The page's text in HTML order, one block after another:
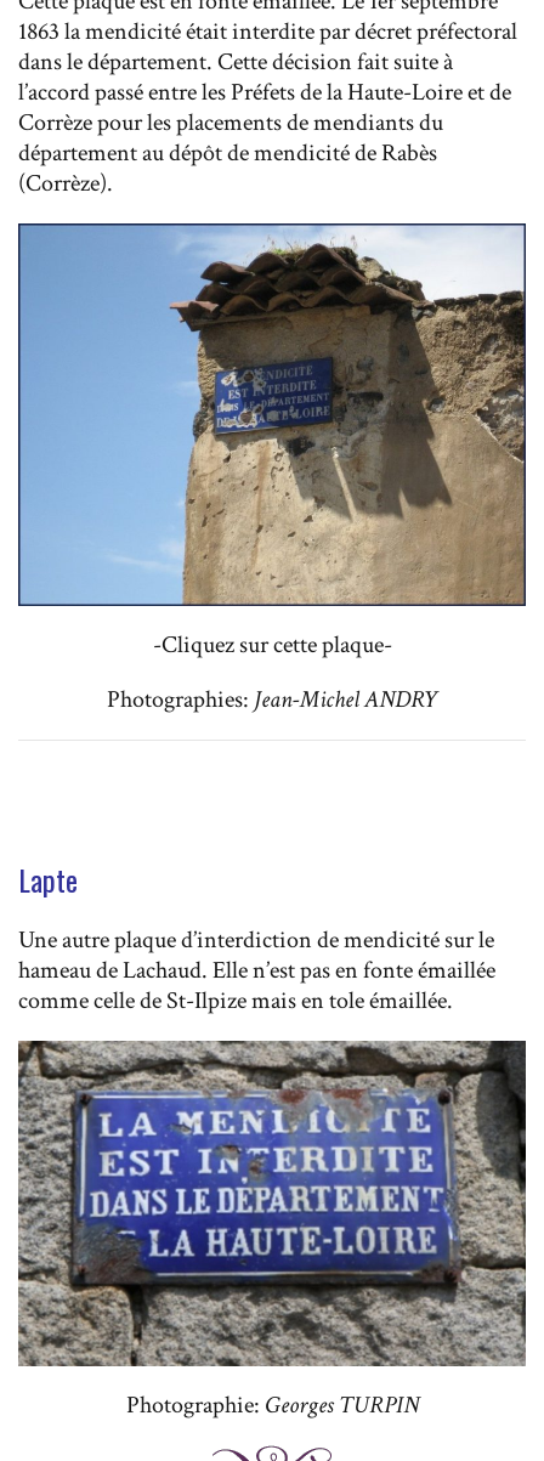
1863 la mendicité était interdite par décret préfectoral
dans le département. Cette décision fait suite à
l’accord passé entre les Préfets de la Haute-Loire et de
Corrèze pour les placements de mendiants du
département au dépôt de mendicité de Rabès
(Corrèze).
-Cliquez sur cette plaque-
Photographies: Jean-Michel ANDRY
Lapte
Une autre plaque d’interdiction de mendicité sur le
hameau de Lachaud. Elle n’est pas en fonte émaillée
comme celle de St-Ilpize mais en tole émaillée.
Photographie: Georges TURPIN